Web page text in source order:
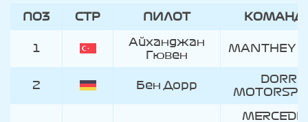
ПОЗ СТР ПИЛОТ
ПИЛОТ
1
Айханджан
Гювен
MANTHEY
2 Бен Дорр
DORR